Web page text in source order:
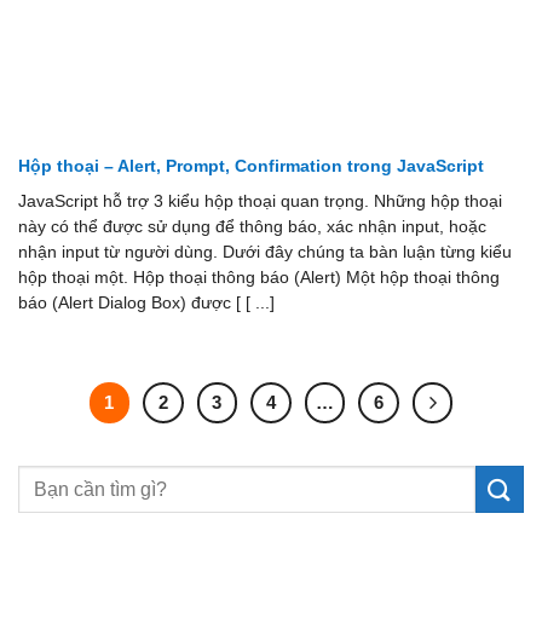
Hộp thoại – Alert, Prompt, Confirmation trong JavaScript
JavaScript hỗ trợ 3 kiểu hộp thoại quan trọng. Những hộp thoại
này có thể được sử dụng để thông báo, xác nhận input, hoặc
nhận input từ người dùng. Dưới đây chúng ta bàn luận từng kiểu
hộp thoại một. Hộp thoại thông báo (Alert) Một hộp thoại thông
báo (Alert Dialog Box) được [ [ ...]
1 2 3 4 … 6